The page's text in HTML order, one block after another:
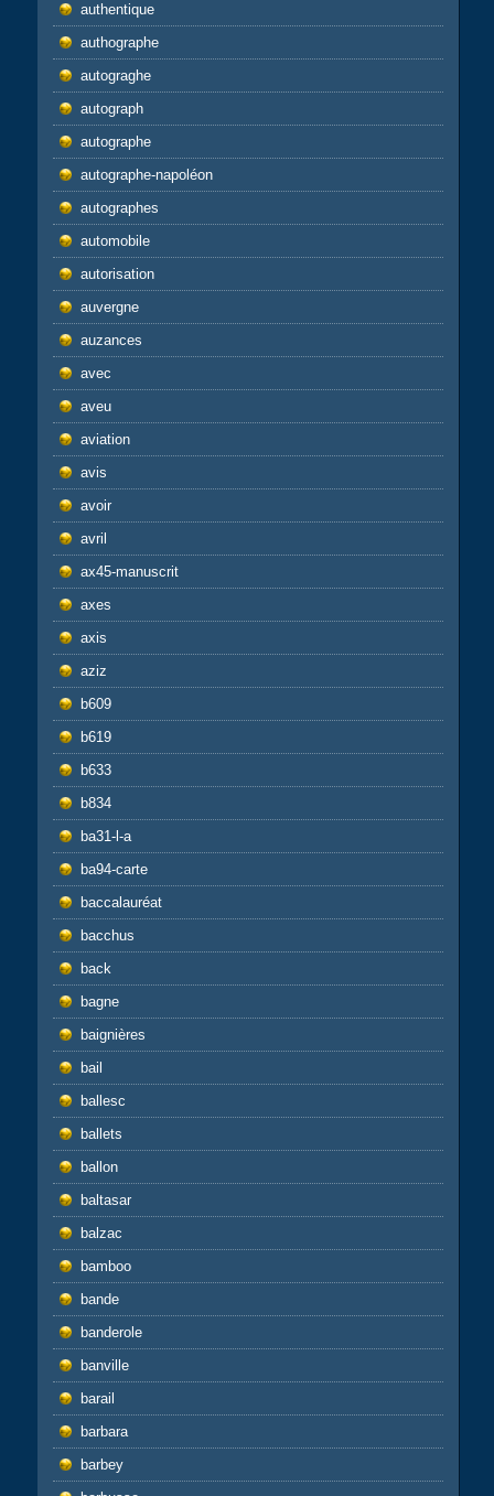
authentique
authographe
autograghe
autograph
autographe
autographe-napoléon
autographes
automobile
autorisation
auvergne
auzances
avec
aveu
aviation
avis
avoir
avril
ax45-manuscrit
axes
axis
aziz
b609
b619
b633
b834
ba31-l-a
ba94-carte
baccalauréat
bacchus
back
bagne
baignières
bail
ballesc
ballets
ballon
baltasar
balzac
bamboo
bande
banderole
banville
barail
barbara
barbey